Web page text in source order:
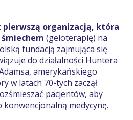
pierwszą organizacją, która
(geloterapię) na
fundacją zajmująca się
do działalności Huntera
amerykańskiego
w latach 70-tych zaczął
pacjentów, aby
medycynę.